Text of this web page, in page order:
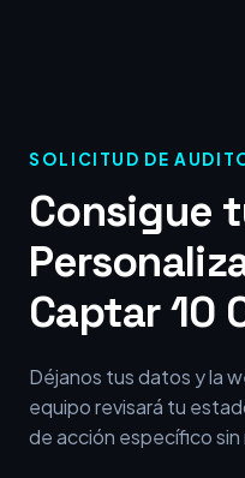
SOLICITUD DE
Consigue
Captar 10
Déjanos tus datos y la
equipo revisará tu
de acción específico